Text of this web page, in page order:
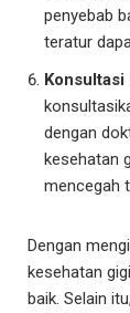
penyebab
teratur
Konsultasi
dengan
kesehatan
mencegah
Dengan
kesehatan
baik. Selain